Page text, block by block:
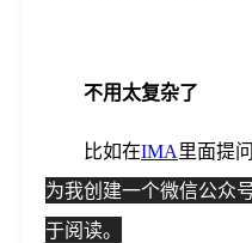
不用太复杂了
比如在IMA 里面提问
为我创建一个微信公众
于阅读。